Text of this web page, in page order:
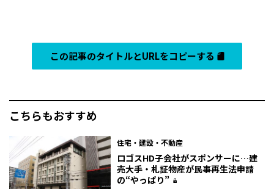
この記事のタイトルとURLをコピーする
こちらもおすすめ
住宅・建設・不動産
ロゴスHD子会社がスポンサーに…建
売大手・札証物産が民事再生法申請
の“やっぱり”